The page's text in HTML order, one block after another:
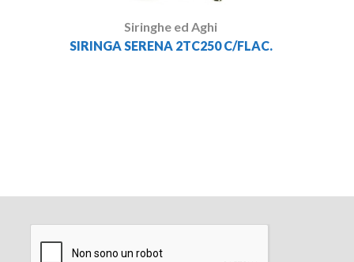
Siringhe ed Aghi
SIRINGA SERENA 2TC250 C/FLAC.